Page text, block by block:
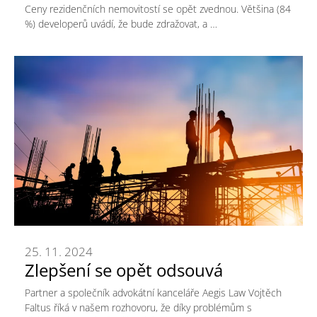
Ceny rezidenčních nemovitostí se opět zvednou. Většina (84
%) developerů uvádí, že bude zdražovat, a …
Zlepšení se opět odsouvá
25. 11. 2024
Partner a společník advokátní kanceláře Aegis Law Vojtěch
Faltus říká v našem rozhovoru, že díky problémům s